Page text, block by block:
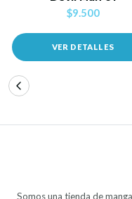
$9.500
VER DETALLES
Somos una tienda de